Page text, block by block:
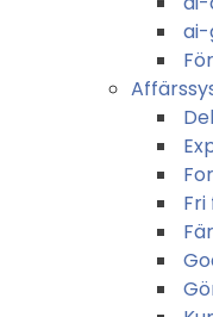
ai-